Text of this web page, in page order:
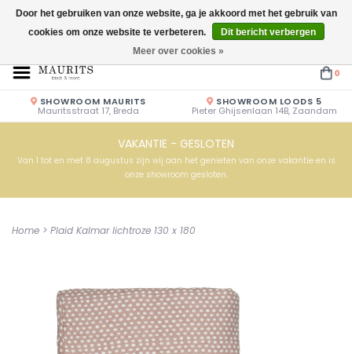
Openingstijden: Vrijdag & Zaterdag 10.00u - 17.00u of op afspraak!
0
SHOWROOM MAURITS
Mauritsstraat 17, Breda
SHOWROOM LOODS 5
Pieter Ghijsenlaan 14B, Zaandam
VAKANTIE - GESLOTEN
Van 1 tot en met 8 augustus zijn wij aan het genieten van onze vakantie en is
onze showroom gesloten.
Home > Plaid Kalmar lichtroze 130 x 180
Door het gebruiken van onze website, ga je akkoord met het gebruik van
cookies om onze website te verbeteren.
Dit bericht verbergen
Meer over cookies »